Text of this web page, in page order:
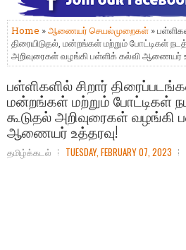
Home »ஆணையர் செயல்முறைகள் »
திரையிடுதல், மன்றங்கள் மற்றும் போட்டிகள்
அறிவுரைகள் வழங்கி பள்ளிக் கல்வி ஆணையர்
பள்ளிகளில் சிறார்
மன்றங்கள் மற்றும் போட்டிகள்
கூடுதல் அறிவுரைகள் வழங்கி
ஆணையர் உத்தரவு!
தமிழ்க்கடல் TUESDAY, FEBRUARY 07, 2023